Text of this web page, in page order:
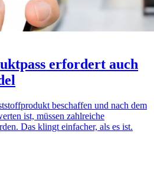
erfordert auch
beschaffen und nach dem
ist, müssen zahlreiche
Das klingt einfacher, als es ist.